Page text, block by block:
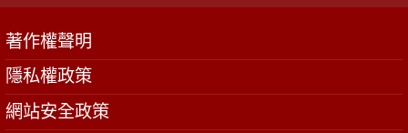
著作權聲明
隱私權政策
網站安全政策